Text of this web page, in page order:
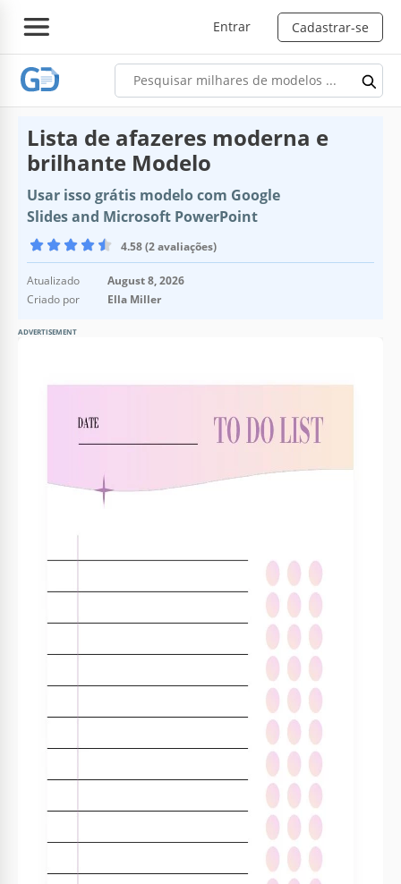
Entrar Cadastrar-se
Lista de afazeres moderna e
brilhante Modelo
Usar isso grátis modelo com Google
Slides and Microsoft PowerPoint
4.58 (2 avaliações)
Atualizado
August 8, 2026
Criado por
Ella Miller
ADVERTISEMENT